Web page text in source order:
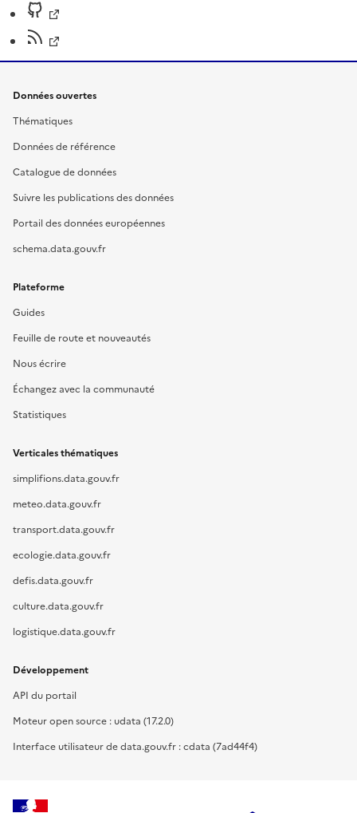
Données ouvertes
Thématiques
Données de référence
Catalogue de données
Suivre les publications des données
Portail des données européennes
schema.data.gouv.fr
Plateforme
Guides
Feuille de route et nouveautés
Nous écrire
Échangez avec la communauté
Statistiques
Verticales thématiques
simplifions.data.gouv.fr
meteo.data.gouv.fr
transport.data.gouv.fr
ecologie.data.gouv.fr
defis.data.gouv.fr
culture.data.gouv.fr
logistique.data.gouv.fr
Développement
API du portail
Moteur open source : udata (17.2.0)
Interface utilisateur de data.gouv.fr : cdata (7ad44f4)